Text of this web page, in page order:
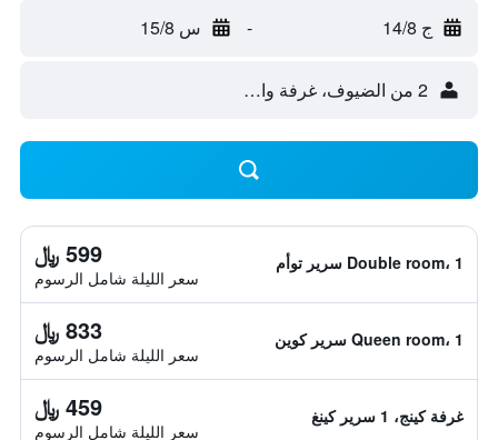
ج 14/8 - س 15/8
2 من الضيوف، غرفة واحدة
Double room، 1 سرير توأم 599 ﷼
سعر الليلة شامل الرسوم
Queen room، 1 سرير كوين 833 ﷼
سعر الليلة شامل الرسوم
غرفة كينج، 1 سرير كينغ 459 ﷼
سعر الليلة شامل الرسوم